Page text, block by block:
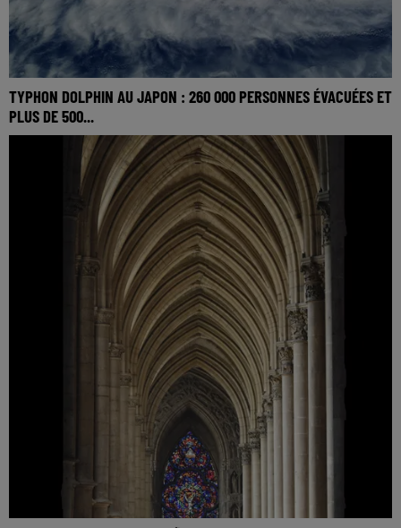
TYPHON DOLPHIN AU JAPON : 260 000 PERSONNES ÉVACUÉES ET
PLUS DE 500...